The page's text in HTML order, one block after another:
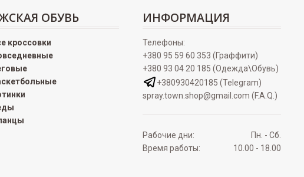
ОБУВЬ
кроссовки
ИНФОРМАЦИЯ
Телефоны:
+380 95 59 60 353 (Граффити)
+380 93 04 20 185 (Одежда\Обувь)
+380930420185 (Telegram)
spray.town.shop@gmail.com (F.A.Q.)
Рабочие дни:
Пн. - Сб.
Время работы:
10.00 - 18.00